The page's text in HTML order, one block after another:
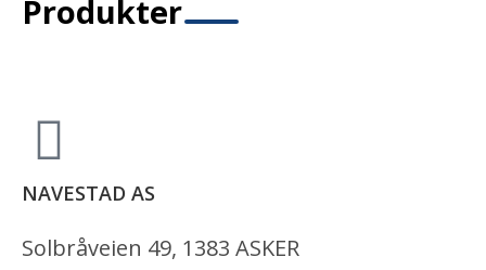
Produkter
NAVESTAD AS
Solbråveien 49, 1383 ASKER